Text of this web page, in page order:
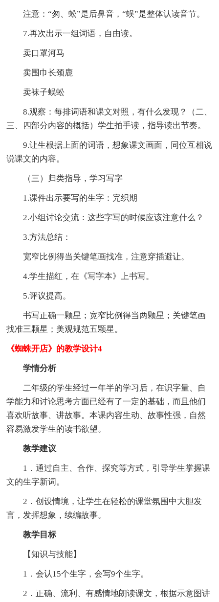
注意：“匆、蚣”是后鼻音，“蜈”是整体认读音节。
7.再次出示一组词语，自由读。
卖口罩河马
卖围巾长颈鹿
卖袜子蜈蚣
8.观察：每排词语和课文对照，有什么发现？（二、
三、四部分内容的概括）学生拍手读，指导读出节奏。
9.让生根据上面的词语，想象课文画面，同位互相说
说课文的内容。
（三）归类指导，学习写字
1.课件出示要写的生字：完织期
2.小组讨论交流：这些字写的时候应该注意什么？
3.方法总结：
宽窄比例得当关键笔画找准，注意穿插避让。
4.学生描红，在《写字本》上书写。
5.评议提高。
书写正确一颗星；宽窄比例得当两颗星；关键笔画
找准三颗星；美观规范五颗星。
《蜘蛛开店》的教学设计4
学情分析
二年级的学生经过一年半的学习后，在识字量、自
学能力和讨论思考方面已经有了一定的基础，而且他们
喜欢听故事、讲故事。本课内容生动、故事性强，自然
容易激发学生的读书欲望。
教学建议
1．通过自主、合作、探究等方式，引导学生掌握课
文的生字新词。
2．创设情境，让学生在轻松的课堂氛围中大胆发
言，发挥想象，续编故事。
教学目标
【知识与技能】
1．会认15个生字，会写9个生字。
2．正确、流利、有感情地朗读课文，根据示意图讲